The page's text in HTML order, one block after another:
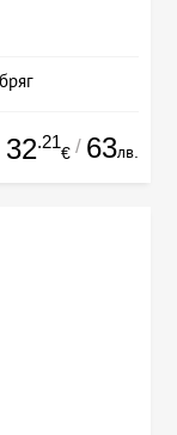
32.21
€ / 63лв.